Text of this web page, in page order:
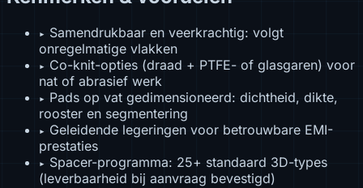
▸ Samendrukbaar en veerkrachtig: volgt
onregelmatige vlakken
▸ Co-knit-opties (draad + PTFE- of glasgaren) voor
nat of abrasief werk
▸ Pads op vat gedimensioneerd: dichtheid, dikte,
rooster en segmentering
▸ Geleidende legeringen voor betrouwbare EMI-
prestaties
▸ Spacer-programma: 25+ standaard 3D-types
(leverbaarheid bij aanvraag bevestigd)